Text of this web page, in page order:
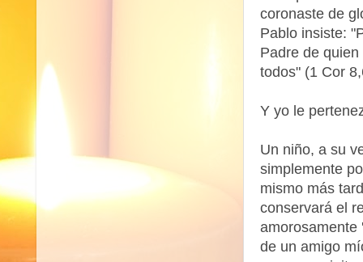
coronaste de
Pablo insiste:
Padre de
todos" (1 Cor
Y yo le
Un niño, a su
simplemente
mismo más
conservará el
amorosamente
de un amigo